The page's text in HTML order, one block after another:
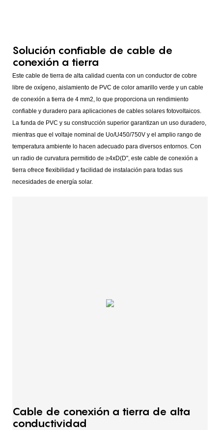
Solución confiable de cable de
conexión a tierra
Este cable de tierra de alta calidad cuenta con un conductor de cobre
libre de oxígeno, aislamiento de PVC de color amarillo verde y un cable
de conexión a tierra de 4 mm2, lo que proporciona un rendimiento
confiable y duradero para aplicaciones de cables solares fotovoltaicos.
La funda de PVC y su construcción superior garantizan un uso duradero,
mientras que el voltaje nominal de Uo/U450/750V y el amplio rango de
temperatura ambiente lo hacen adecuado para diversos entornos. Con
un radio de curvatura permitido de ≥4xD(D", este cable de conexión a
tierra ofrece flexibilidad y facilidad de instalación para todas sus
necesidades de energía solar.
Cable de conexión a tierra de alta
conductividad